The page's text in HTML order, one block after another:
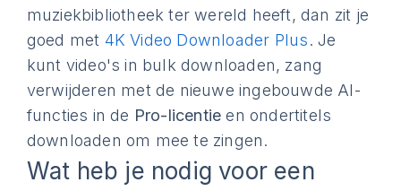
muziekbibliotheek ter wereld heeft, dan zit je
goed met 4K Video Downloader Plus. Je
kunt video's in bulk downloaden, zang
verwijderen met de nieuwe ingebouwde AI-
functies in de Pro-licentie en ondertitels
downloaden om mee te zingen.
Wat heb je nodig voor een